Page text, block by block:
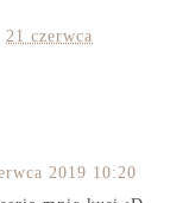
21 czerwca
2019 10:20